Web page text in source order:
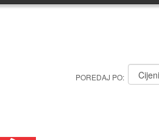
POREDAJ PO: